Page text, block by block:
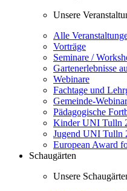
Unsere
Alle
Vorträge
Seminare /
Gartenerlebnisse
Webinare
Fachtage und
Gemeinde-
Pädagogische
Kinder UNI Tulln
Jugend UNI Tulln
European Award
Schaugärten
Unsere